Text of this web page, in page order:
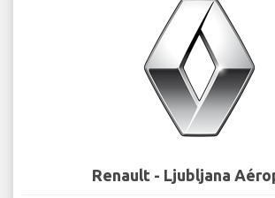
Renault - Ljubljana